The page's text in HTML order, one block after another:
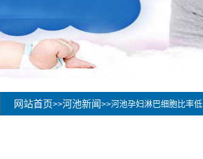
网站首页>>河池新闻>>河池孕妇淋巴细胞比率低